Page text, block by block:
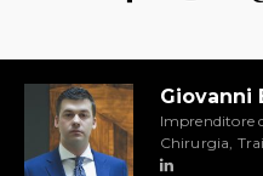
Giovanni
Imprenditore
Chirurgia,